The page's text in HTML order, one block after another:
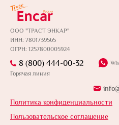
ООО "ТРАСТ ЭНКАР"
ИНН: 7801739565
ОГРН: 1257800005924
Политика конфиденциальности
Пользовательское соглашение
8 (800) 444-00-32
Горячая линия